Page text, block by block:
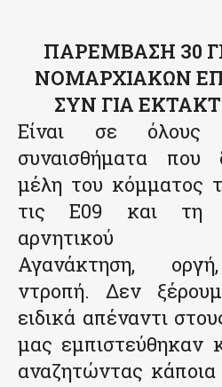
ΠΑΡΕΜΒΑΣΗ 30
ΝΟΜΑΡΧΙΑΚΩΝ
ΣΥΝ ΓΙΑ
Είναι σε όλους
συναισθήματα που
μέλη του κόμματος
τις Ε09 και τη
αρνητικού
Αγανάκτηση,
ντροπή. Δεν
ειδικά απέναντι
μας εμπιστεύθηκαν
αναζητώντας κάποια